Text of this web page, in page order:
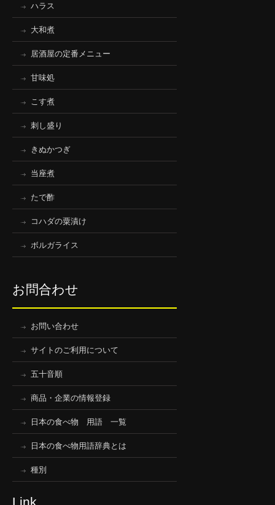
ハラス
大和煮
居酒屋の定番メニュー
甘味処
こす煮
刺し盛り
きぬかつぎ
当座煮
たで酢
コハダの粟漬け
ボルガライス
お問合わせ
お問い合わせ
サイトのご利用について
五十音順
商品・企業の情報登録
日本の食べ物 用語 一覧
日本の食べ物用語辞典とは
種別
Link